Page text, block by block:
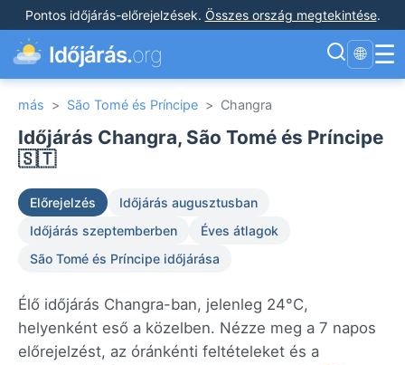
Pontos időjárás-előrejelzések. Összes ország megtekintése.
Időjárás.org 🌐 ☰
más > São Tomé és Príncipe > Changra
Időjárás Changra, São Tomé és Príncipe
🇸🇹
Előrejelzés
Időjárás augusztusban
Időjárás szeptemberben
Éves átlagok
São Tomé és Príncipe időjárása
Élő időjárás Changra-ban, jelenleg 24°C,
helyenként eső a közelben. Nézze meg a 7 napos
előrejelzést, az óránkénti feltételeket és a